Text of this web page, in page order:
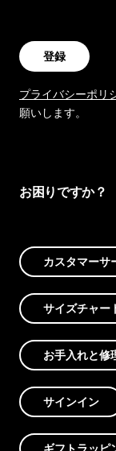
登録
プライバシーポリ
願いします。
お困りですか？
カスタマーサ
サイズチャー
お手入れと修
サインイン